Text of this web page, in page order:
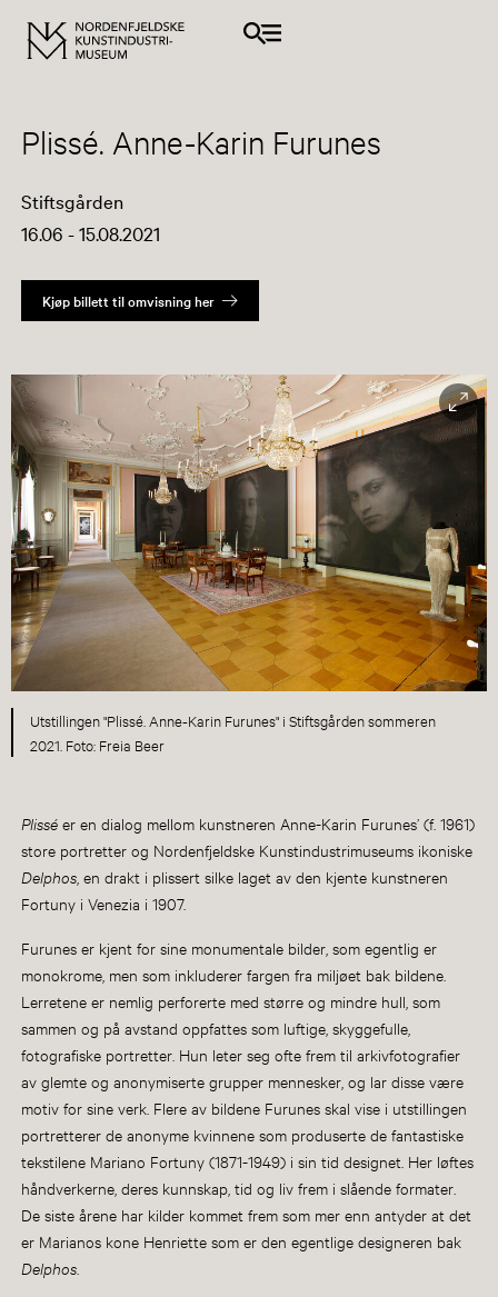
Plissé. Anne-Karin Furunes
Stiftsgården
16.06 - 15.08.2021
Kjøp billett til omvisning her
Utstillingen "Plissé. Anne-Karin Furunes" i Stiftsgården sommeren
2021. Foto: Freia Beer
Plisséer en dialog mellom kunstneren Anne-Karin Furunes’ (f. 1961)
store portretter og Nordenfjeldske Kunstindustrimuseums ikoniske
Delphos, en drakt i plissert silke laget av den kjente kunstneren
Fortuny i Venezia i 1907.
Furunes er kjent for sine monumentale bilder, som egentlig er
monokrome, men som inkluderer fargen fra miljøet bak bildene.
Lerretene er nemlig perforerte med større og mindre hull, som
sammen og på avstand oppfattes som luftige, skyggefulle,
fotografiske portretter. Hun leter seg ofte frem til arkivfotografier
av glemte og anonymiserte grupper mennesker, og lar disse være
motiv for sine verk. Flere av bildene Furunes skal vise i utstillingen
portretterer de anonyme kvinnene som produserte de fantastiske
tekstilene Mariano Fortuny (1871-1949) i sin tid designet. Her løftes
håndverkerne, deres kunnskap, tid og liv frem i slående formater.
De siste årene har kilder kommet frem som mer enn antyder at det
er Marianos kone Henriette som er den egentlige designeren bak
Delphos.